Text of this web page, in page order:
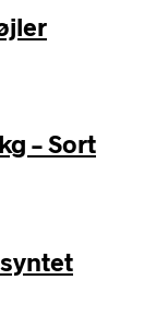
– Sort